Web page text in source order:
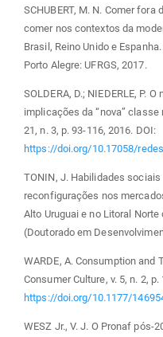
SCHUBERT, M. N. Comer
comer nos contextos da
Brasil, Reino Unido e
Porto Alegre: UFRGS, 2017.
SOLDERA, D.; NIEDERLE, P.
implicações da “nova” classe
21, n. 3, p. 93-116, 2016. DOI:
https://doi.org/10.17058/
TONIN, J. Habilidades
reconfigurações nos
Alto Uruguai e no Litoral Norte
(Doutorado em
WARDE, A. Consumption
Consumer Culture, v. 5, n. 2,
https://doi.org/10.1177/
WESZ Jr., V. J. O Pronaf pós-